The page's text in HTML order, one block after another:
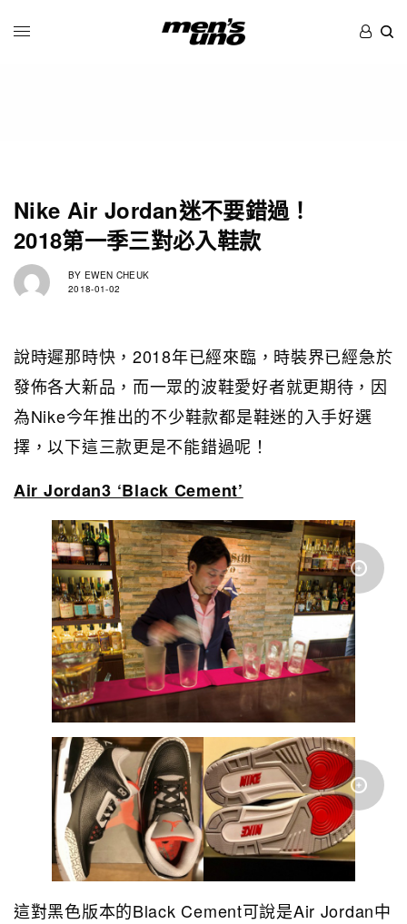
Nike Air Jordan迷不要錯過！
2018第一季三對必入鞋款
BY EWEN CHEUK
2018-01-02
說時遲那時快，2018年已經來臨，時裝界已經急於
發佈各大新品，而一眾的波鞋愛好者就更期待，因
為Nike今年推出的不少鞋款都是鞋迷的入手好選
擇，以下這三款更是不能錯過呢！
Air Jordan3 ‘Black Cement’
這對黑色版本的Black Cement可說是Air Jordan中